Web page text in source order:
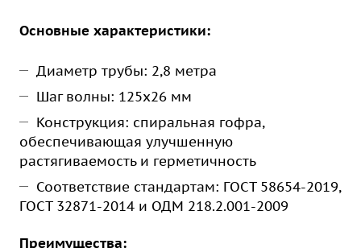
Основные характеристики:
Диаметр трубы: 2,8 метра
Шаг волны: 125х26 мм
Конструкция: спиральная гофра,
обеспечивающая улучшенную
растягиваемость и герметичность
Соответствие стандартам: ГОСТ 58654-2019,
ГОСТ 32871-2014 и ОДМ 218.2.001-2009
Преимущества: